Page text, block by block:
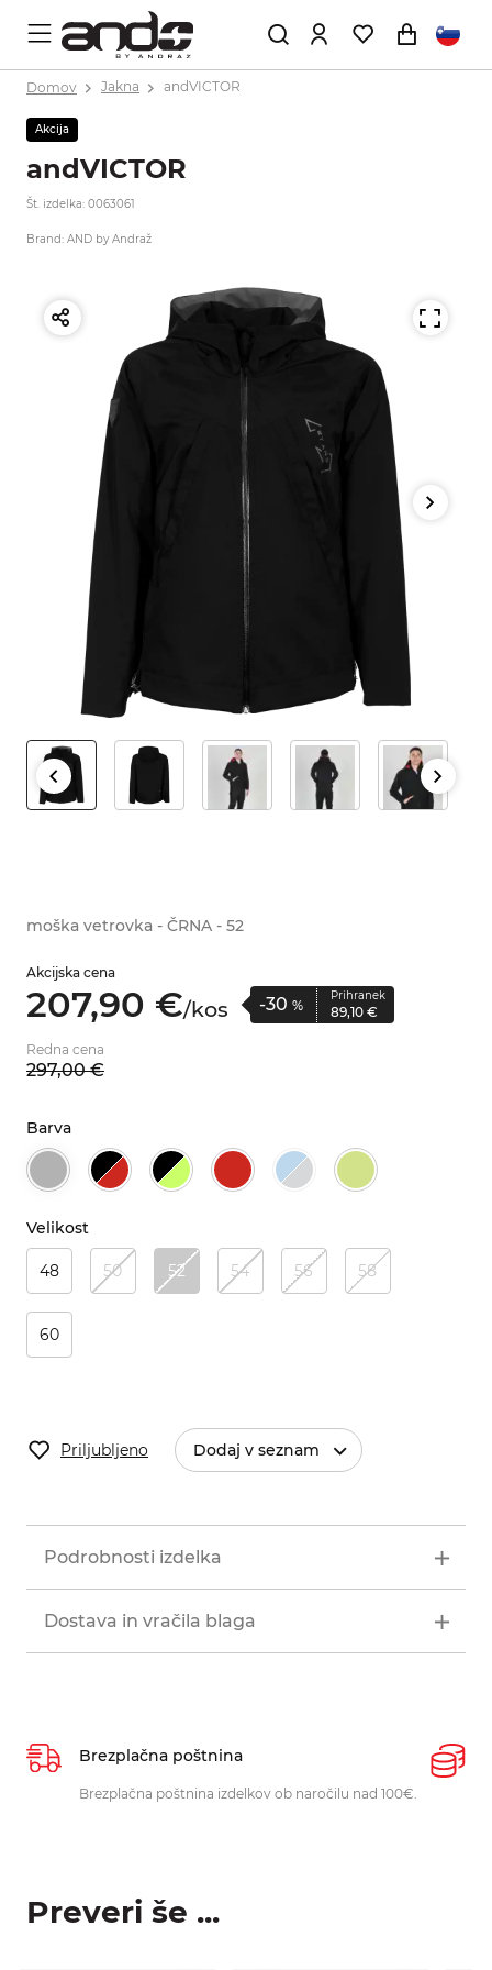
Domov Jakna andVICTOR
Akcija
andVICTOR
Št. izdelka: 0063061
Brand: AND by Andraž
moška vetrovka - ČRNA - 52
Akcijska cena
207,90 €/kos -30 %
Prihranek
89,10 €
Redna cena
297,00 €
Barva
Velikost
48 50 52 54 56 58
60
Priljubljeno Dodaj v seznam
Podrobnosti izdelka
Dostava in vračila blaga
Brezplačna poštnina
Brezplačna poštnina izdelkov ob naročilu nad 100€.
Preveri še ...